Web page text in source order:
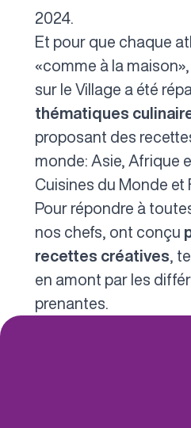
2024.
Et pour que chaque
«comme à la
sur le Village a été
thématiques
proposant des
monde: Asie, Afrique
Cuisines du Monde et
Pour répondre à
nos chefs, ont conçu
recettes créatives ,
en amont par les
prenantes.